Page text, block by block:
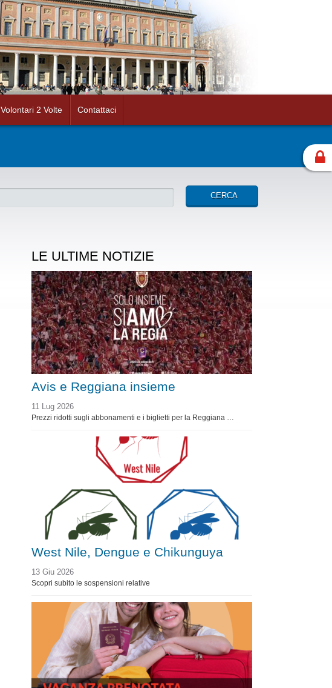
Volontari 2 Volte Contattaci
LE ULTIME NOTIZIE
Avis e Reggiana insieme
11 Lug 2026
Prezzi ridotti sugli abbonamenti e i biglietti per la Reggiana …
West Nile, Dengue e Chikunguya
13 Giu 2026
Scopri subito le sospensioni relative